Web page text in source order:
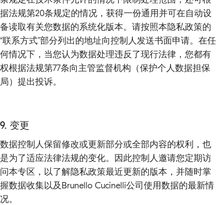
据法规第20条规定的情况，获得一份通用并可在自动设
备读取有关您数据的系统化版本。请按照本隐私政策的
“联系方式”部分列出的地址向控制人发送书面申请。在任
何情况下，当您认为数据处理违反了现行法律，您都有
权根据法规第77条向主管监督机构（保护个人数据担保
局）提出投诉。
9. 变更
数据控制人保留修改或更新部分或全部内容的权利，也
是为了适应法律法规的变化。因此控制人邀请您定期访
问本专区，以了解隐私政策最近更新的版本，并随时掌
握数据收集以及Brunello Cucinelli公司使用数据的最新情
况。